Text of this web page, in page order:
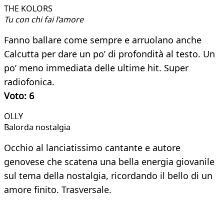
THE KOLORS
Tu con chi fai l’amore
Fanno ballare come sempre e arruolano anche
Calcutta per dare un po’ di profondità al testo. Un
po’ meno immediata delle ultime hit. Super
radiofonica.
Voto: 6
OLLY​
Balorda nostalgia
Occhio al lanciatissimo cantante e autore
genovese che scatena una bella energia giovanile
sul tema della nostalgia, ricordando il bello di un
amore finito. Trasversale.